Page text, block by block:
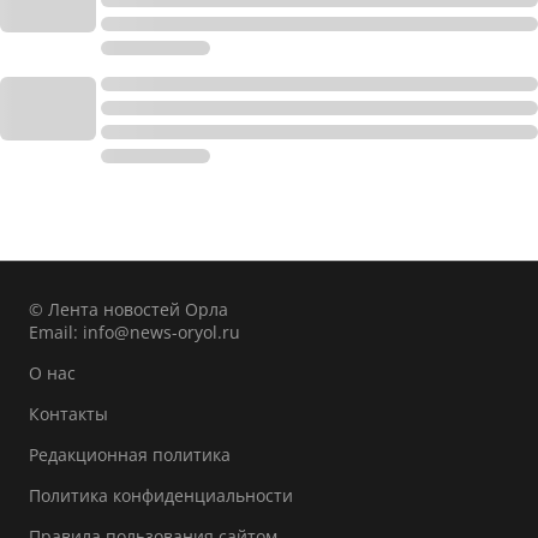
© Лента новостей Орла
Email: info@news-oryol.ru
О нас
Контакты
Редакционная политика
Политика конфиденциальности